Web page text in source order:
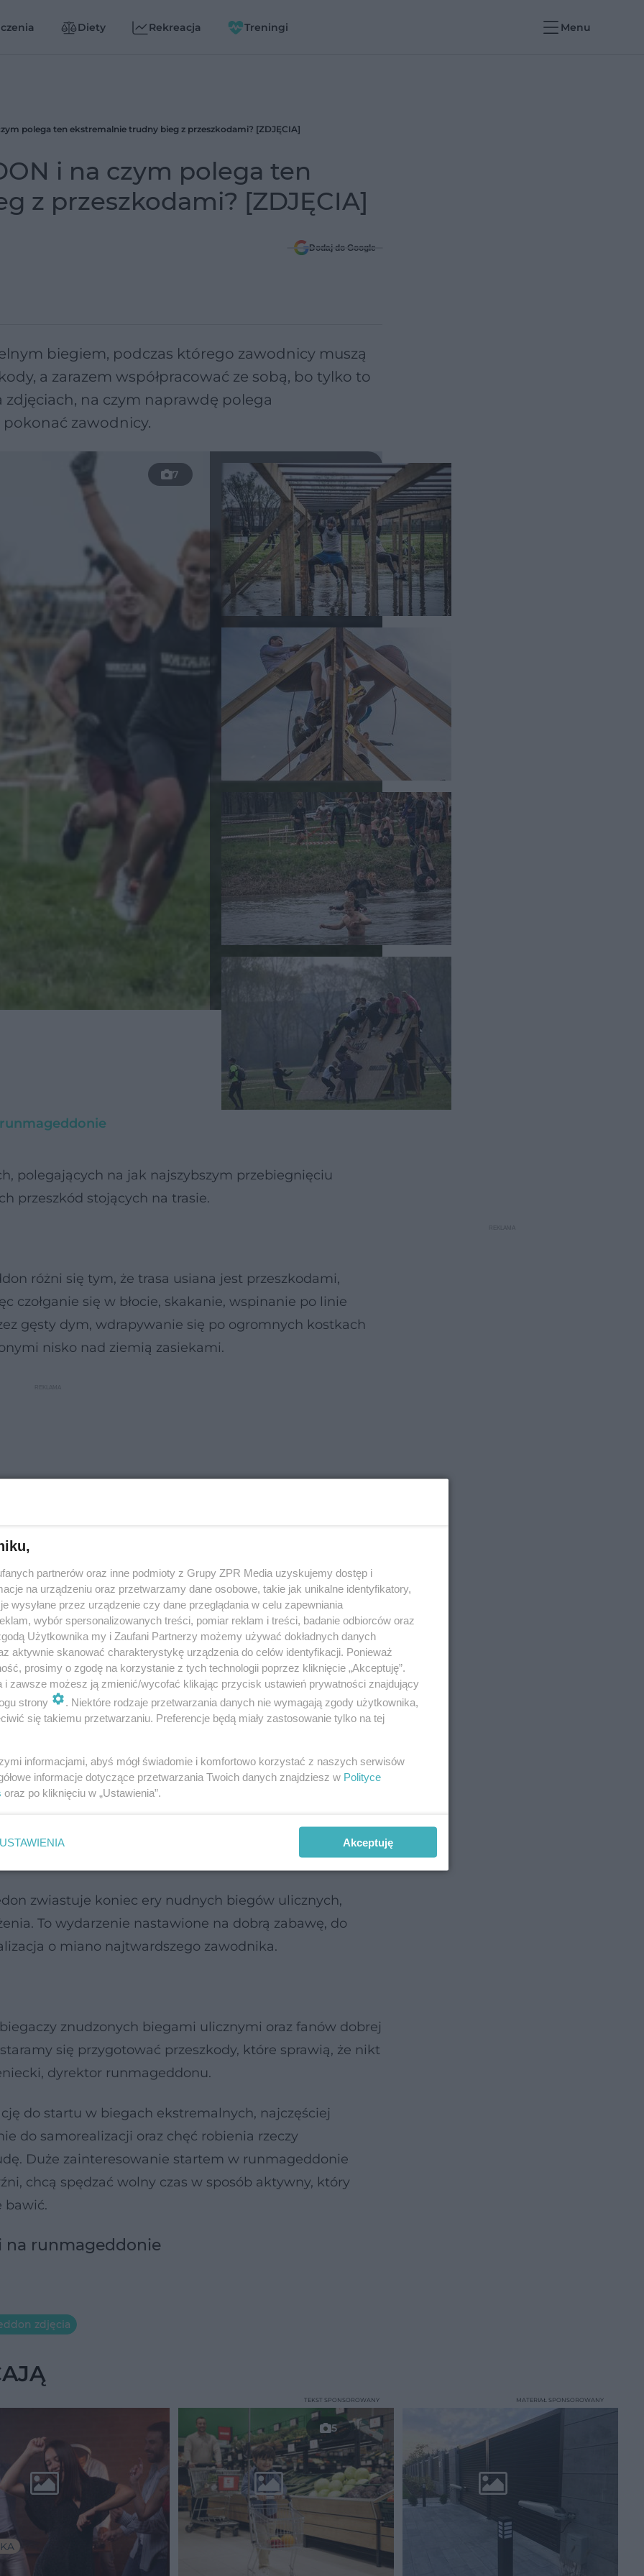
Diety Rekreacja Treningi Menu
polega ten ekstremalnie trudny bieg z przeszkodami? [ZDJĘCIA]
i na czym polega ten
z przeszkodami? [ZDJĘCIA]
Dodaj do Google
biegiem, podczas którego zawodnicy muszą
a zarazem współpracować ze sobą, bo tylko to
na czym naprawdę polega
zawodnicy.
7
polegających na jak najszybszym przebiegnięciu
przeszkód stojących na trasie.
różni się tym, że trasa usiana jest przeszkodami,
czołganie się w błocie, skakanie, wspinanie po linie
gęsty dym, wdrapywanie się po ogromnych kostkach
nisko nad ziemią zasiekami.
starań, aby pokonywanie ustawionych przeszkód
edycji rzeczywiście im się to udaje, ponieważ
na metę biegu wyczerpana, ale szczęśliwa. Pytani o
wahania wskazywali na „Tę Jedyną”, czyli 60-
Aby przeprawić się na drugi brzeg nie wpadając do
i siłę rąk oraz nóg.
doświadczenie w organizacji tego typu wydarzeń. Jest to
roku Stowarzyszenia OTK Rzeźnik, znanego z
na dystansie 80 km oraz Maratonu
zwiastuje koniec ery nudnych biegów ulicznych,
To wydarzenie nastawione na dobrą zabawę, do
o miano najtwardszego zawodnika.
znudzonych biegami ulicznymi oraz fanów dobrej
się przygotować przeszkody, które sprawią, że nikt
dyrektor runmageddonu.
do startu w biegach ekstremalnych, najczęściej
do samorealizacji oraz chęć robienia rzeczy
Duże zainteresowanie startem w runmageddonie
chcą spędzać wolny czas w sposób aktywny, który
bawić.
na runmageddonie
zdjęcia
5
TEKST SPONSOROWANY MATERIAŁ SPONSOROWANY
partnerów oraz inne podmioty z Grupy ZPR Media uzyskujemy dostęp i
na urządzeniu oraz przetwarzamy dane osobowe, takie jak unikalne identyfikatory,
wysyłane przez urządzenie czy dane przeglądania w celu zapewniania
wybór spersonalizowanych treści, pomiar reklam i treści, badanie odbiorców oraz
Użytkownika my i Zaufani Partnerzy możemy używać dokładnych danych
aktywnie skanować charakterystykę urządzenia do celów identyfikacji. Ponieważ
prosimy o zgodę na korzystanie z tych technologii poprzez kliknięcie „Akceptuję”.
i zawsze możesz ją zmienić/wycofać klikając przycisk ustawień prywatności znajdujący
strony
. Niektóre rodzaje przetwarzania danych nie wymagają zgody użytkownika,
się takiemu przetwarzaniu. Preferencje będą miały zastosowanie tylko na tej
informacjami, abyś mógł świadomie i komfortowo korzystać z naszych serwisów
informacje dotyczące przetwarzania Twoich danych znajdziesz w Polityce
oraz po kliknięciu w „Ustawienia”.
USTAWIENIA Akceptuję